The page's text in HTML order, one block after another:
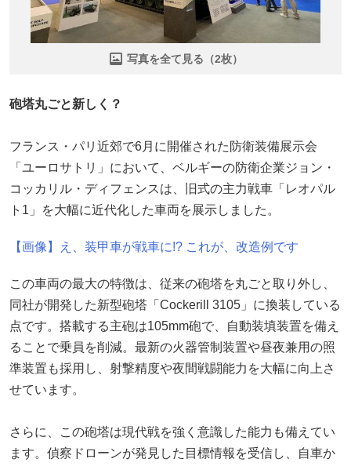
写真を全て見る（2枚）
砲塔丸ごと新しく？
フランス・パリ近郊で6月に開催された防衛装備展示会
「ユーロサトリ」において、ベルギーの防衛企業ジョン・
コッカリル・ディフェンスは、旧式の主力戦車「レオパル
ト1」を大幅に近代化した車両を展示しました。
【画像】え、装甲車が戦車に!? これが、改造例です
この車両の最大の特徴は、従来の砲塔を丸ごと取り外し、
同社が開発した新型砲塔「Cockerill 3105」に換装している
点です。搭載する主砲は105mm砲で、自動装填装置を備え
ることで乗員を削減。最新の火器管制装置や昼夜兼用の照
準装置も採用し、射撃精度や夜間戦闘能力を大幅に向上さ
せています。
さらに、この砲塔は現代戦を強く意識した能力も備えてい
ます。偵察ドローンが発見した目標情報を受信し、自車か